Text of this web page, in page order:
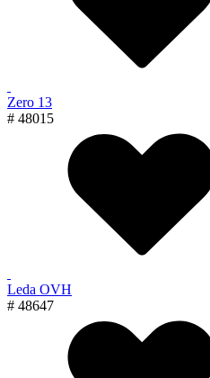
Zero 13
# 48015
Leda OVH
# 48647